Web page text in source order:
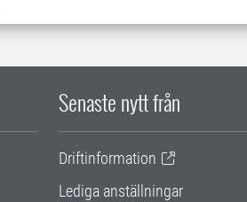
Senaste nytt från
Driftinformation
Lediga anställningar